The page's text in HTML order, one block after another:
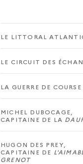
LE LITTORAL
LE CIRCUIT DES
LA GUERRE DE COURSE
MICHEL DUBOCAGE,
CAPITAINE DE LA
HUGON DES PREY,
CAPITAINE DE
GRENOT